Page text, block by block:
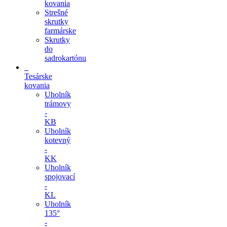
kovania
Strešné
skrutky
farmárske
Skrutky
do
sadrokartónu
Tesárske
kovania
Uholník
trámovy
-
KB
Uholník
kotevný
-
KK
Uholník
spojovací
-
KL
Uholník
135°
-